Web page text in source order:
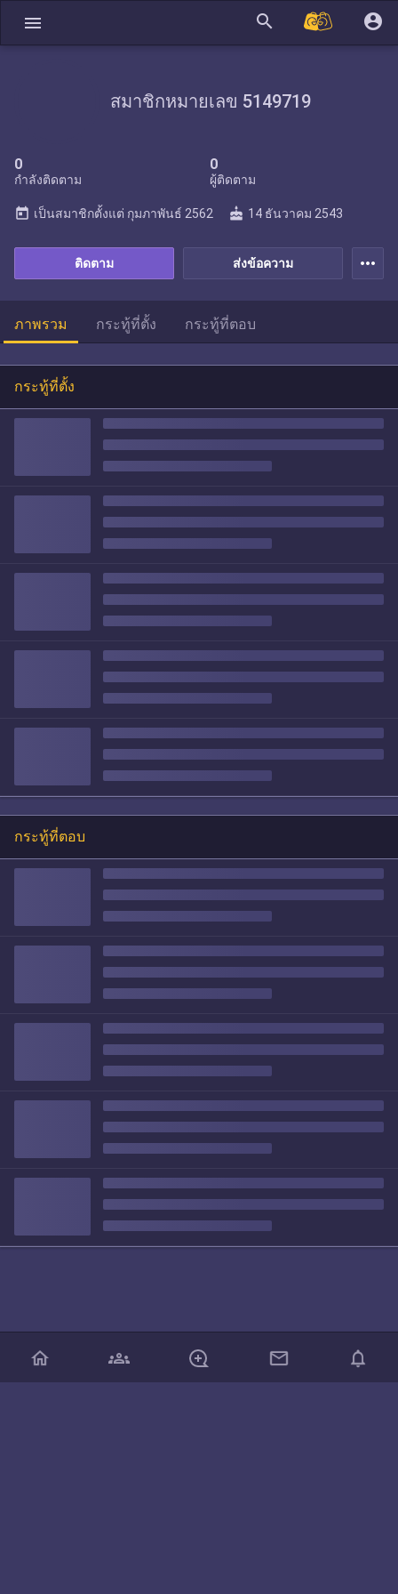
menu search account_circle
สมาชิกหมายเลข 5149719
0
กำลังติดตาม
0
ผู้ติดตาม
ส่งข้อความ
ติดตาม
today เป็นสมาชิกตั้งแต่ กุมภาพันธ์ 2562 cake 14 ธันวาคม 2543
more_horiz
ภาพรวม กระทู้ที่ตั้ง กระทู้ที่ตอบ
กระทู้ที่ตั้ง
กระทู้ที่ตอบ